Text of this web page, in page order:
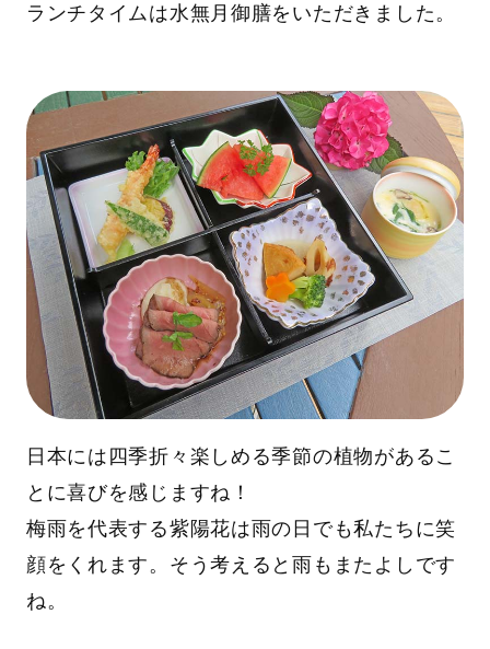
ランチタイムは水無月御膳をいただきました。
日本には四季折々楽しめる季節の植物があるこ
とに喜びを感じますね！
梅雨を代表する紫陽花は雨の日でも私たちに笑
顔をくれます。そう考えると雨もまたよしです
ね。